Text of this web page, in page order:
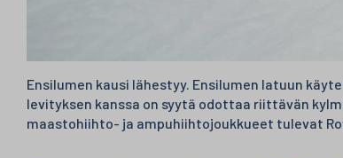
Ensilumen kausi lähestyy. Ensilumen latuun
levityksen kanssa on syytä odottaa riittävän
maastohiihto- ja ampuhiihtojoukkueet tulevat